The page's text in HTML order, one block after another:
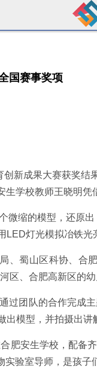
国赛事奖项
新成果大赛获奖
学校教师王晓明凭
微缩的模型，还原
灯光模拟冶铁
、蜀山区科协、
区、合肥高新区的
过团队的合作完成
模型，并拍摄出
肥安生学校，配备
实验室导师，是